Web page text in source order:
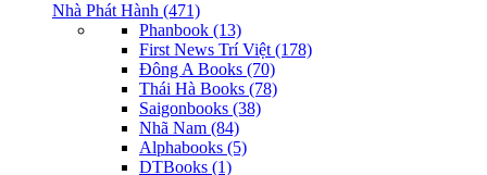
Nhà Phát Hành (471)
Phanbook (13)
First News Trí Việt (178)
Đông A Books (70)
Thái Hà Books (78)
Saigonbooks (38)
Nhã Nam (84)
Alphabooks (5)
DTBooks (1)